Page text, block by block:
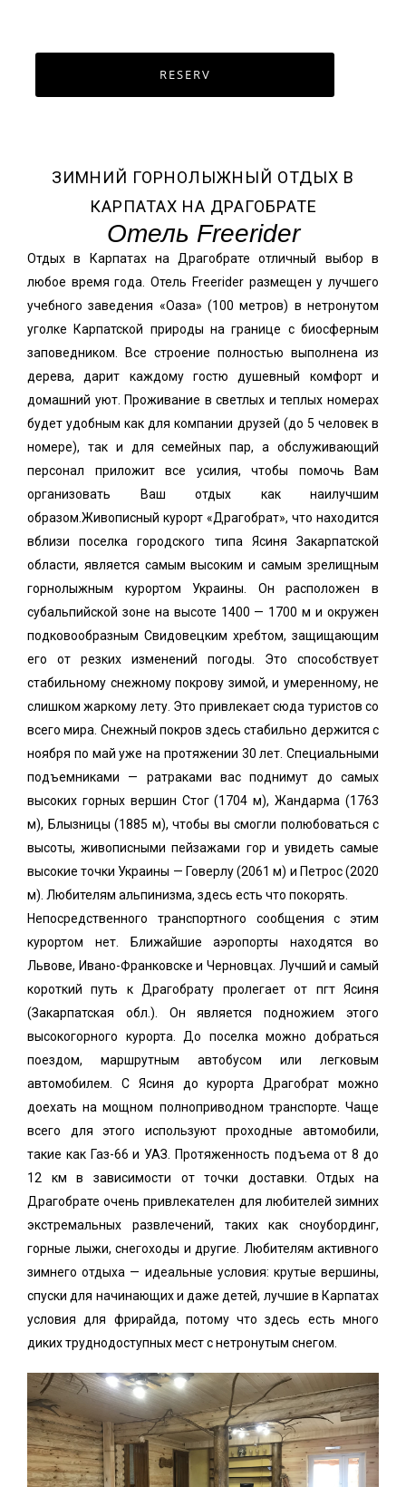
ЗИМНИЙ ГОРНОЛЫЖНЫЙ ОТДЫХ В
КАРПАТАХ НА ДРАГОБРАТЕ
Отель Freerider
Отдых в Карпатах на Драгобрате отличный выбор в
любое время года. Отель Freerider размещен у лучшего
учебного заведения «Оаза» (100 метров) в нетронутом
уголке Карпатской природы на границе с биосферным
заповедником. Все строение полностью выполнена из
дерева, дарит каждому гостю душевный комфорт и
домашний уют. Проживание в светлых и теплых номерах
будет удобным как для компании друзей (до 5 человек в
номере), так и для семейных пар, а обслуживающий
персонал приложит все усилия, чтобы помочь Вам
организовать Ваш отдых как наилучшим
образом.Живописный курорт «Драгобрат», что находится
вблизи поселка городского типа Ясиня Закарпатской
области, является самым высоким и самым зрелищным
горнолыжным курортом Украины. Он расположен в
субальпийской зоне на высоте 1400 — 1700 м и окружен
подковообразным Свидовецким хребтом, защищающим
его от резких изменений погоды. Это способствует
стабильному снежному покрову зимой, и умеренному, не
слишком жаркому лету. Это привлекает сюда туристов со
всего мира. Снежный покров здесь стабильно держится с
ноября по май уже на протяжении 30 лет. Специальными
подъемниками — ратраками вас поднимут до самых
высоких горных вершин Стог (1704 м), Жандарма (1763
м), Блызницы (1885 м), чтобы вы смогли полюбоваться с
высоты, живописными пейзажами гор и увидеть самые
высокие точки Украины — Говерлу (2061 м) и Петрос (2020
м). Любителям альпинизма, здесь есть что покорять.
Непосредственного транспортного сообщения с этим
курортом нет. Ближайшие аэропорты находятся во
Львове, Ивано-Франковске и Черновцах. Лучший и самый
короткий путь к Драгобрату пролегает от пгт Ясиня
(Закарпатская обл.). Он является подножием этого
высокогорного курорта. До поселка можно добраться
поездом, маршрутным автобусом или легковым
автомобилем. С Ясиня до курорта Драгобрат можно
доехать на мощном полноприводном транспорте. Чаще
всего для этого используют проходные автомобили,
такие как Газ-66 и УАЗ. Протяженность подъема от 8 до
12 км в зависимости от точки доставки. Отдых на
Драгобрате очень привлекателен для любителей зимних
экстремальных развлечений, таких как сноубординг,
горные лыжи, снегоходы и другие. Любителям активного
зимнего отдыха — идеальные условия: крутые вершины,
спуски для начинающих и даже детей, лучшие в Карпатах
условия для фрирайда, потому что здесь есть много
диких труднодоступных мест с нетронутым снегом.